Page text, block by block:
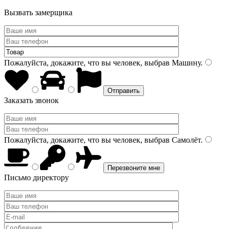
Вызвать замерщика
Пожалуйста, докажите, что вы человек, выбрав Машину.
Заказать звонок
Пожалуйста, докажите, что вы человек, выбрав Самолёт.
Письмо директору